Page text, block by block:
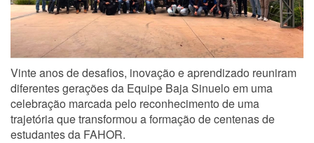
Vinte anos de desafios, inovação e aprendizado reuniram
diferentes gerações da Equipe Baja Sinuelo em uma
celebração marcada pelo reconhecimento de uma
trajetória que transformou a formação de centenas de
estudantes da FAHOR.